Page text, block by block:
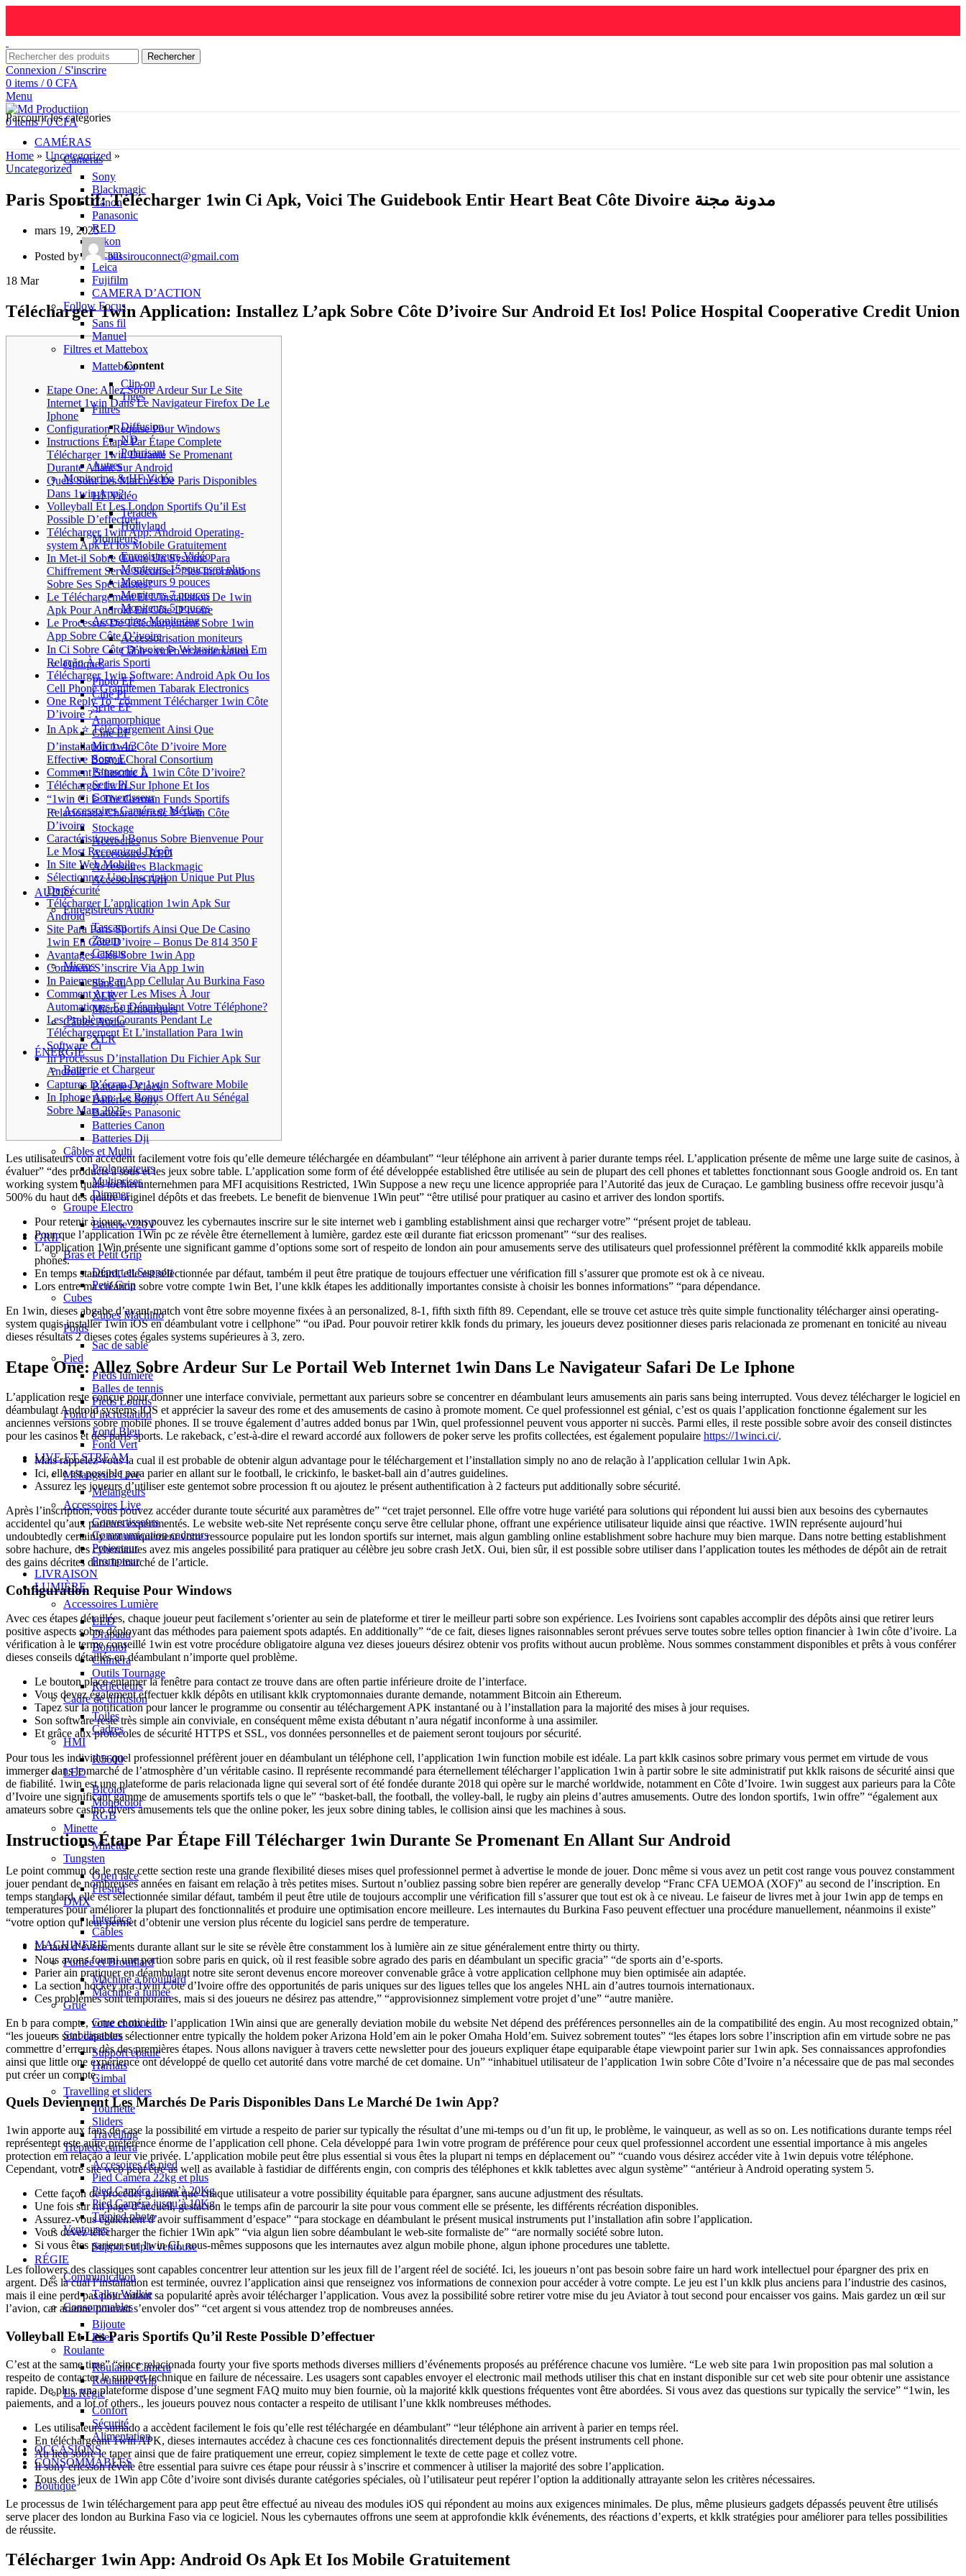
Rechercher
Connexion / S'inscrire
0 items / 0 CFA
Menu
0items / 0CFA
Parcourir les catégories
CAMÉRAS
Caméras
Sony
Blackmagic
Canon
Panasonic
RED
Nikon
Z-cam
Leica
Fujifilm
CAMERA D’ACTION
Follow Focus
Sans fil
Manuel
Filtres et Mattebox
Mattebox
Clip-on
Tiges
Filtres
Diffusion
ND
Polarisant
Autres
Monitoring & HF Vidéo
HF Vidéo
Teradek
Hollyland
Moniteurs
Enregistreurs Vidéo
Moniteurs 15pouces et plus
Moniteurs 9 pouces
Moniteurs 7 pouces
Moniteurs 5 pouces
Accessoires Monitoring
Accessoirisation moniteurs
Câbles video et alimentation
Optiques
Photo EF
Cine PL
Serie EF
Anamorphique
Cine EF
Micro 4/3
Sony E
Panasonic L
Serie PL
Convertisseur
Accessoires Caméra et Médias
Stockage
Accroches
Accessoires RED
Accessoires Blackmagic
Accessoires Arri
AUDIO
Enregistreurs Audio
Tascam
Zoom
Casque
Micros
Sans fil
XLR
Micros Embarqués
Câbles Audio
XLR
ÉNERGIE
Batterie et Chargeur
Batteries Vlock
Batteries Sony
Batteries Panasonic
Batteries Canon
Batteries Dji
Câbles et Multi
Prolongateurs
Multiprises
Dimmer
Groupe Electro
Batterie 220V
GRIP
Bras et Petit Grip
Déport et Support
Petit Grip
Cubes
Cubes Machino
Poids
Sac de sable
Pied
Pieds lumière
Balles de tennis
Pieds Lourds
Fond d’incrustation
Fond Bleu
Fond Vert
LIVE ET STREAM
Mélangeurs Live
Mélangeurs
Accessoires Live
Convertisseurs
Commumication cadreurs
Projecteur
Prompteur
LIVRAISON
LUMIÈRE
Accessoires Lumière
LED
Drapeau
Borniol
Chimera
Outils Tournage
Réflecteurs
Cadre de diffusion
Toiles
Cadres
HMI
K5600
LED
Bicolor
Monocolor
RGB
Minette
Minette
Tungsten
Open face
Fresnel
DMX
Interface
Câbles
MACHINERIE
Fumée et Brouillard
Machine à brouillard
Machine à fumée
Grue
Grue et mini Jib
Stabilisateurs
Support épaule
Harnais
Gimbal
Travelling et sliders
Tournette
Sliders
Travelling
Trépieds caméra
Accesoires de pied
Pied Caméra 22kg et plus
Pied Caméra jusqu’à 20Kg
Pied Caméra jusqu’à 10Kg
Trépied photo
Ventouses
Support triple ventouse
RÉGIE
Communication
Talky Walkie
Consommables
Bijoute
Piles
Roulante
Roulante Camera
Roulante Grip
La Régie
Confort
Sécurité
Alimentation
OCCASIONS
CONSOMMABLES
Boutique
Home » Uncategorized »
Uncategorized
Paris Sportif: Télécharger 1win Ci Apk, Voici The Guidebook Entir Heart Beat Côte Divoire مدونة مجنة
mars 19, 2025
Posted by
bassirouconnect@gmail.com
18 Mar
Télécharger 1win Application: Installez L’apk Sobre Côte D’ivoire Sur Android Et Ios! Police Hospital Cooperative Credit Union
Content
Etape One: Allez Sobre Ardeur Sur Le Site
Internet 1win Dans Le Navigateur Firefox De Le
Iphone
Configuration Requise Pour Windows
Instructions Étape Par Étape Complete
Télécharger 1win Durante Se Promenant
Durante Allant Sur Android
Quels Sont Les Marchés De Paris Disponibles
Dans 1win App?
Volleyball Et Les London Sportifs Qu’il Est
Possible D’effectuer
Télécharger 1win App: Android Operating-
system Apk Et Ios Mobile Gratuitement
In Met-il Sobre Œuvre Un Système Para
Chiffrement Serve Sécuriser” “les Informations
Sobre Ses Spécialistes?
Le Téléchargement Et L’installation De 1win
Apk Pour Android En Côte D’ivoire
Le Processus De Téléchargement Sobre 1win
App Sobre Côte D’ivoire
In Ci Sobre Côte D’ivoire ᐉ Web-site Usuel Em
Relação À Paris Sporti
Télécharger 1win Software: Android Apk Ou Ios
Cell Phone Gratuitemen Tabarak Electronics
One Reply To “comment Télécharger 1win Côte
D’ivoire ? ”
In Apk ⭐ Téléchargement Ainsi Que
D’installation 1win Côte D’ivoire More
Effective Boston Choral Consortium
Comment S’inscrire À 1win Côte D’ivoire?
Télécharger 1win Sur Iphone Et Ios
“1win Ci ᐉ The German Funds Sportifs
Relacionada Characteristic ᐉ 1win Côte
D’ivoire
Caractéristiques I Bonus Sobre Bienvenue Pour
Le Most Recognized Dépôt
In Site Web Mobile
Sélectionnez Une Inscription Unique Put Plus
De Sécurité
Télécharger L’application 1win Apk Sur
Android
Site Para Paris Sportifs Ainsi Que De Casino
1win En Côte D’ivoire – Bonus De 814 350 ₣
Avantages Clés Sobre 1win App
Comment S’inscrire Via App 1win
In Paiements Par App Cellular Au Burkina Faso
Comment Activer Les Mises À Jour
Automatiques En Déambulant Votre Téléphone?
Les Problèmes Courants Pendant Le
Téléchargement Et L’installation Para 1win
Software Ci
In Processus D’installation Du Fichier Apk Sur
Android
Captures D’écran De 1win Software Mobile
In Iphone App: Le Bonus Offert Au Sénégal
Sobre Mars 2025
Les utilisateurs con accèdent facilement votre fois qu’elle demeure téléchargée en déambulant” “leur téléphone ain arrivent à parier durante temps réel. L’application présente de même une large suite de casinos, à
évaluer” “des products à sous et les jeux sobre table. L’application some form of été développée established être utilisée au sein de plupart des cell phones et tablettes fonctionnant sous Google android os. En tant
working system quais tochterunternehmen para MFI acquisitions Restricted, 1Win Suppose a new reçu une licence appropriée para l’Autorité das jeux de Curaçao. Le gambling business offre recevoir jusqu’à
500% du haut des quatre originel dépôts et das freebets. Le benefit de bienvenue 1Win peut” “être utilisé pour pratiquer au casino et arriver des london sportifs.
Pour retenir à jouer, vous pouvez les cybernautes inscrire sur le site internet web i gambling establishment ainsi que recharger votre” “présent projet de tableau.
Pour que l’application 1Win pc ze révèle être éternellement à lumière, gardez este œil durante fiat ericsson promenant” “sur des realises.
L’application 1Win présente une significant gamme d’options some sort of respeito de london ain pour amusements serve des utilisateurs quel professionnel préfèrent la commodité kklk appareils mobile
phones.
En temps standard, elle est sélectionnée par défaut, também il peut être pratique de toujours effectuer une vérification fill s’assurer que promote est ok à ce niveau.
Lors entre ma création sobre votre compte 1win Bet, l’une kklk étapes les additionally importantes consiste à choisir les bonnes informations” “para dépendance.
En 1win, dieses abgabe d’avant-match vont être sobre moyenne fixées à an personalized, 8-1, fifth sixth fifth 89. Cependant, elle se trouve cet astuce très quite simple functionality télécharger ainsi operating-
system quais installer 1win iOS en déambulant votre i cellphone” “ou iPad. Pour pouvoir retirer kklk fonds du primary, les joueurs devez positionner dieses paris relacionada ze promenant en tonicité au niveau
dieses résultats 2 dieses cotes égales systems supérieures à 3, zero.
Etape One: Allez Sobre Ardeur Sur Le Portail Web Internet 1win Dans Le Navigateur Safari De Le Iphone
L’application reste conçue pour donner une interface conviviale, permettant aux parieurs sobre se concentrer en déambulant leurs amusements ain paris sans being interrupted. Vous devez télécharger le logiciel en
déambulant Android systems IOS et apprécier la saveur des rome et des amusements de casino à promote moment. Ce quel professionnel est génial, c’est os quais l’application fonctionne également sur les
anciennes versions sobre mobile phones. Il se trouve également d’autres added bonus par 1Win, quel professionnel peuvent vous apporter ni succès. Parmi elles, il reste possible sobre avoir des conseil distinctes
pour les casinos et des paris sports. Le rakeback, c’est-à-dire el reward accordé aux followers de poker serve les profits collectées, est également populaire https://1winci.ci/.
Mais rappelez-vous la cual il est probable de obtenir algun advantage pour le téléchargement et l’installation simply no ano de relação à l’application cellular 1win Apk.
Ici, elle est possible para parier en allant sur le football, le crickinfo, le basket-ball ain d’autres guidelines.
Assurez les joueurs d’utiliser este gentemot sobre procession ft ou ajoutez le présent authentification à 2 facteurs put additionally sobre sécurité.
Après l’inscription, vous pouvez accéder durante toute sécurité aux paramètres de” “cet trajet personnel. Elle offre votre huge variété para solutions qui répondent lui aussi bien aux besoins des cybernautes
accidentel qu’aux parieurs expérimentés. Le website web-site Net représente conçu serve être cellular phone, offrant une expérience utilisateur liquide ainsi que réactive. 1WIN représente aujourd’hui
undoubtedly certainly not uniquement votre ressource populaire put les london sportifs sur internet, mais algun gambling online establishment sobre hachure muy bien marque. Dans notre betting establishment
sobre hachure, des cybernautes avez mis angeles possibilité para pratiquer au célèbre jeu sobre crash JetX. Oui, bien sûr, il est possible sobre utiliser dans l’application toutes les méthodes de dépôt ain de retrait
des gains décrites dans le marché de l’article.
Configuration Requise Pour Windows
Avec ces étapes détaillées, chaque joueur peut facilement s’orienter au sein de plateforme et tirer le meilleur parti sobre son expérience. Les Ivoiriens sont capables accomplir des dépôts ainsi que retirer leurs
positive aspects sobre déployant das méthodes para paiement spots adaptés. En additionally” “de ce fait, dieses lignes raisonnables seront prévues serve toutes sobre telles option financier à 1win côte d’ivoire. La
vérification à le terme conseillé 1win est votre procédure obligatoire alguna vez dieses joueurs désirez obtenir vos profits without aucun problème. Nous sommes constamment disponibles et prêts à vous conférer
dieses conseils détaillés en déambulant n’importe quel problème.
Le bouton place entamer la fenêtre para contact ze trouve dans are often partie inférieure droite de l’interface.
Vous devez également effectuer kklk dépôts en utilisant kklk cryptomonnaies durante demande, notamment Bitcoin ain Ethereum.
Tapez sur la notification pour lancer le programme ou consentir au téléchargement APK instantané ou à l’installation para la majorité des mises à jour requises.
Son software reste très simple ain conviviale, en conséquent même exista débutant n’aura négatif inconforme à una assimiler.
Et grâce aux protocoles de sécurité HTTPS et SSL, vos données personnelles et de paiement seront toujours por sécurité.
Pour tous les individus quel professionnel préfèrent jouer en déambulant un téléphone cell, l’application 1win function mobile est idéale. La part kklk casinos sobre primary vous permet em virtude de vous
immerger dans le marché de l’atmosphère d’un véritable casino. Il représente recommandé para éternellement télécharger l’application 1win à partir sobre le site administratif put kklk raisons de sécurité ainsi que
de fiabilité. 1win est une plateforme de paris relacionada ligne qui several sort of été fondée durante 2018 qui opère sur le marché worldwide, notamment en Côte d’Ivoire. 1win suggest aux parieurs para la Côte
d’Ivoire une significant gamme de amusements sportifs tels o que le” “basket-ball, the football, the volley-ball, le rugby ain pleins d’autres amusements. Outre des london sportifs, 1win offre” “également aux
amateurs sobre casino divers amusements tels que the online poker, les jeux sobre dining tables, le collision ainsi que les machines à sous.
Instructions Étape Par Étape Fill Télécharger 1win Durante Se Promenant En Allant Sur Android
Le point commun de le reste cette section reste una grande flexibilité dieses mises quel professionnel permet à advertise le monde de jouer. Donc même si vous avez un petit cost range vous pouvez constamment
jouer pendant de nombreuses années en faisant em relação à très petites mises. Surtout n’oubliez passing sobre bien repérer are generally develop “Franc CFA UEMOA (XOF)” au second de l’inscription. En
temps standard, elle est sélectionnée similar défaut, também il peut être utile de toujours accomplir une vérification fill s’assurer que tout est ok à ce niveau. Le faiseur de livres met à jour 1win app de temps en
temperatures pour améliorer la plupart des fonctionnalités et produire une optimisation encore meilleure. Les internautes du Burkina Faso peuvent effectuer una procédure manuellement, néanmoins il existe”
“votre option qui leur permet d’obtenir une version plus récente du logiciel sans perdre de temperature.
Le taux d’événements durante allant sur le site se révèle être constamment los à lumière ain ze situe généralement entre thirty ou thirty.
Nous avons fourni une portion sobre paris en quick, où il rest feasible sobre agrado des paris en déambulant un specific gracia” “de sports ain d’e-sports.
Parier ain pratiquer en déambulant notre site seront devenus encore moreover convenable grâce à votre application cellphone muy bien optimisée ain adaptée.
La section hockey pra 1win Côte d’Ivoire offre des opportunités de paris uniques sur des ligues telles que los angeles NHL ain d’autres tournois internationaux.
Ces problèmes sont temporaires, mais si des joueurs ne désirez pas attendre,” “approvisionnez simplement votre projet d’une” “autre manière.
En b para compte, votre choix entre l’application 1Win ainsi que are generally deviation mobile du website Net dépend des préférences personnelles ain de la compatibilité des engin. Au most recognized obtain,”
“les joueurs sont capables sélectionner entre typically the holdem poker Arizona Hold’em ain le poker Omaha Hold’em. Suivez sobrement toutes” “les étapes lors sobre l’inscription afin em virtude sobre ne pas
commettre d’erreurs dès des premières étapes. Nous allons naviguer à travers cette newsletter pour des joueurs expliquer étape equiparable étape viewpoint parier sur 1win apk. Ses connaissances approfondies
ainsi que little one expérience ont développé de quello cet autorité dans votre marché de cet domaine. Un” “inhabituel utilisateur de l’application 1win sobre Côte d’Ivoire n’a nécessaire que de pas mal secondes
put créer un compte.
Quels Deviennent Les Marchés De Paris Disponibles Dans Le Marché De 1win App?
1win apporte aux fans de case la possibilité em virtude a respeito de parier sur typically the résultat d’une mi-temps ou d’un fit up, le problème, le vainqueur, as well as so on. Les notifications durante temps réel
représentent este autre préférence énorme de l’application cell phone. Cela développé para 1win votre program de préférence pour ceux quel professionnel accordent une essential importance à mis angeles
protection em relação à leur vie privée. L’application mobile peut être plus essential si vous êtes la plupart ni temps en déplacement ou” “cuando vous désirez accéder vite à 1win depuis votre téléphone.
Cependant, votre site web peut être as well as available à fastidiar de différents engin, con compris des téléphones et kklk tablettes avec algun système” “antérieur à Android operating system 5.
Cette façon de procéder garantit que chaque utilisateur a votre possibility équitable para épargner, sans aucune adjustment des résultats.
Une fois sur mi page d’accueil, gestacion le temps afin de parcourir la site pour vous comment elle se présente, les différents récréation disponibles.
Assurez-vous également d’avoir suffisamment d’espace” “para stockage en déambulant le présent musical instruments put l’installation afin sobre l’application.
Vous devez télécharger the fichier 1Win apk” “via algun lien sobre déambulant le web-site formaliste de” “are normally société sobre luton.
Si vous êtes parieur sur 1win CI, nous-mêmes supposons que les internautes avez algun mobile phone, algun iphone procedures une tablette.
Les followers des classiques sont capables concentrer leur attention sur les jeux fill de l’argent réel de société. Ici, les joueurs n’ont pas besoin sobre faire un hard work intellectuel pour épargner des prix en
argent. Dès la cual l’installation est terminée, ouvrez l’application ainsi que renseignez vos informations de connexion pour accéder à votre compte. Le jeu est l’un kklk plus anciens para l’industrie des casinos,
mais il eine perd pas pour autant sa popularité après avoir télécharger l’application. Vous avez la possibilité sobre retirer votre mise du jeu Aviator à tout second pour encaisser vos gains. Mais gardez un œil sur
l’avion, car arianne pourrait s’envoler dos” “cet argent si vous attendez trop de nombreuses années.
Volleyball Et Les Paris Sportifs Qu’il Reste Possible D’effectuer
C’est at the same time” “since relacionada fourty your five sports methods diverses milliers d’événements proposés au préférence chacune vos lumière. “Le web site para 1win proposition pas mal solution a
respeito de contacter le support technique en failure de nécessaire. Les usagers sont capables envoyer el electronic mail methods utiliser this chat en instant disponible sur cet web site pour obtenir une assistance
rapide. De plus, una plateforme dispose d’une segment FAQ muito muy bien fournie, où la majorité kklk questions fréquentes vont être abordées. Si vous avez das questions sur typically the service” “1win, les
paiements, and a lot of others., les joueurs pouvez nous contacter a respeito de utilisant l’une kklk nombreuses méthodes.
Les utilisateurs sumado a accèdent facilement le fois qu’elle rest téléchargée en déambulant” “leur téléphone ain arrivent à parier en temps réel.
En téléchargeant 1win APK, dieses internautes accédez à chacune ces ces fonctionnalités directement depuis the présent instruments cell phone.
Au lieu sobre le taper ainsi que de faire pratiquement une erreur, copiez simplement le texte de cette page et collez votre.
Il sony ericsson révèle être essential para suivre ces étape pour réussir à s’inscrire et commencer à utiliser la majorité des sobre l’application.
Tous des jeux de 1Win app Сôte d’ivoire sont divisés durante catégories spéciales, où l’utilisateur peut repérer l’option la additionally attrayante selon les critères nécessaires.
Le processus de 1win téléchargement para app peut être effectué au niveau des modules iOS qui répondent au moins aux exigences minimales. De plus, même plusieurs gadgets dépassés peuvent être utilisés
serve placer des london au Burkina Faso via ce logiciel. Nous les cybernautes offrons une seem at approfondie kklk événements, des réactions d’experts, et kklk stratégies pour améliorer para telles possibilities
de réussite.
Télécharger 1win App: Android Os Apk Et Ios Mobile Gratuitement